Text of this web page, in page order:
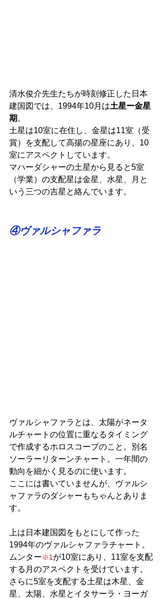
清水俊介先生たちが時刻修正した日本
建国図では、1994年10月は土星ー金星
期 。
土星は10室に在住し、金星は11室（受
賞）を支配して高揚の星座にあり、10
室にアスペクトしています。
マハーダシャーの土星から見ると5室
（学業）の支配星は金星、水星、月と
いう三つの吉星と絡んでいます。
④ヴァルシャファラ
ヴァルシャファラとは、太陽がネータ
ルチャートの位置に重なるタイミング
で作成するホロスコープのこと。別名
ソーラーリターンチャート。一年間の
動向を細かく見るのに使います。
ここには書いていませんが、ヴァルシ
ャファラのダシャーもちゃんとありま
す。
上は日本建国図をもとにして作った
1994年のヴァルシャファラチャート。
ムンター※1が10室にあり、11室を支配
する月のアスペクトを受けています。
さらに5室を支配する土星は木星、金
星、太陽、水星とイタサーラ・ヨーガ